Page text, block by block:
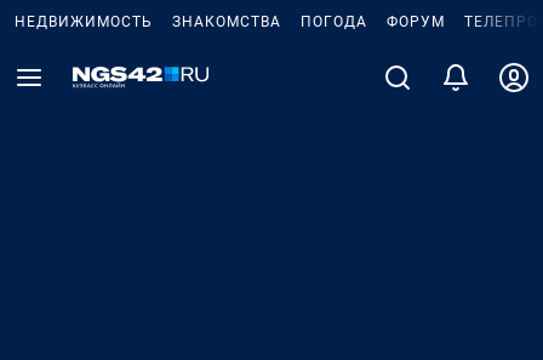
НЕДВИЖИМОСТЬ ЗНАКОМСТВА ПОГОДА ФОРУМ